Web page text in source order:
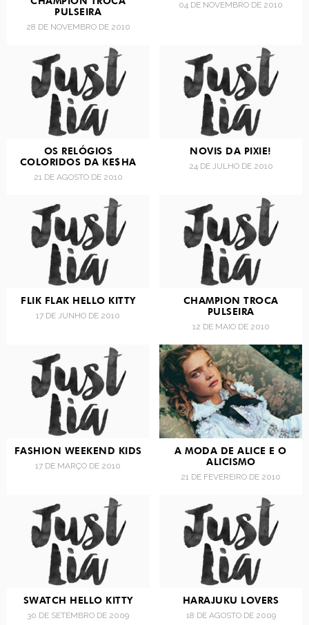
PULSEIRA
28 DE NOVEMBRO DE 2010
04 DE NOVEMBRO DE 2010
OS RELÓGIOS
COLORIDOS DA KE$HA
21 DE AGOSTO DE 2010
NOVIS DA PIXIE!
24 DE JULHO DE 2010
FLIK FLAK HELLO KITTY
17 DE JUNHO DE 2010
CHAMPION TROCA
PULSEIRA
12 DE MAIO DE 2010
FASHION WEEKEND KIDS
17 DE MARÇO DE 2010
A MODA DE ALICE E O
ALICISMO
21 DE FEVEREIRO DE 2010
SWATCH HELLO KITTY
30 DE SETEMBRO DE 2009
HARAJUKU LOVERS
18 DE AGOSTO DE 2009